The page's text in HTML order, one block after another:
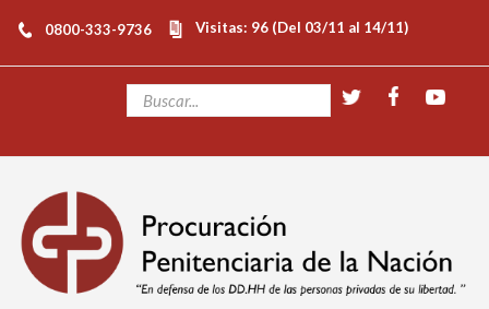
0800-333-9736 Visitas: 96 (Del 03/11 al 14/11)